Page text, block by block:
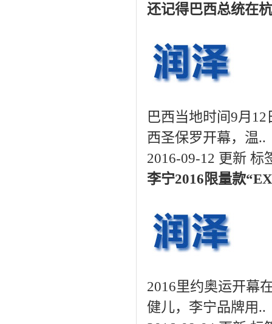
还记得巴西总统在
巴西当地时间9月
西圣保罗开幕，温..
2016-09-12 更新 标
李宁2016限量款
2016里约奥运开幕
健儿，李宁品牌用..